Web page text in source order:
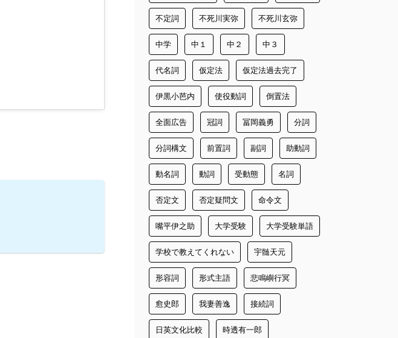
不定詞 不死川実弥 不死川玄弥
中学 中１ 中２ 中３
代名詞 仮定法 仮定法過去完了
伊黒小芭内 使役動詞 倒置法
全面広告 冠詞 冨岡義勇 分詞
分詞構文 前置詞 副詞 助動詞
動名詞 動詞 受動態 名詞
否定文 否定疑問文 命令文
嘴平伊之助 大学受験 大学受験単語
学校で教えてくれない 宇髄天元
形容詞 形式主語 悲鳴嶼行冥
愈史郎 我妻善逸 接続詞
日英文化比較 時透有一郎